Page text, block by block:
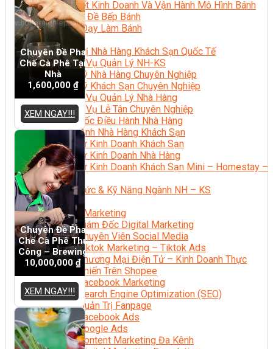
Bí Quyết Kinh Doanh Và Vận Hành Mô Hình Bánh
Chuyên Đề Bếp Bánh
Video Dạy Làm Bánh
Quản Trị NHKS
Quản Trị Nhà Hàng Khách Sạn Quốc Tế
Nghiệp Vụ Quản Lý NH-KS
Quản Lý Nhà Hàng Chuyên Nghiệp
Quản Lý Khách Sạn Chuyên Nghiệp
Nghiệp Vụ Quản Lý Nhà Hàng
Nghiệp Vụ Lễ Tân Chuyên Nghiệp
Giám Đốc Điều Hành Nhà Hàng
Tiếng Anh Nhà Hàng Khách Sạn
Khởi Sự Kinh Doanh Khách Sạn
Khởi Sự Kinh Doanh Nhà Hàng
Khởi Sự Kinh Doanh Khách Sạn Mini – Homestay –
AirBnB
Kiến Thức & Kỹ Năng Ngành NH – KS
Marketing
Digital Marketing
Giám Đốc Digital Marketing
Chuyên Viên Social Media
Tiktok Marketing – Tiktok Ads
Thương Mại Điện Tử – Kinh Doanh Thực
Chiến Trên Shopee
Facebook Marketing
Search Engine Optimization (SEO)
Quản Trị Fanpage
Facebook Ads
Google Ads
Content Marketing Đa Kênh
Chuyên Đề Pha
Chế Cà Phê Tại
Nhà
1,600,000 ₫
XEM NGAY!!!
Chuyên Đề Pha
Chế Cà Phê Thủ
Công – Brewing
10,000,000 ₫
XEM NGAY!!!